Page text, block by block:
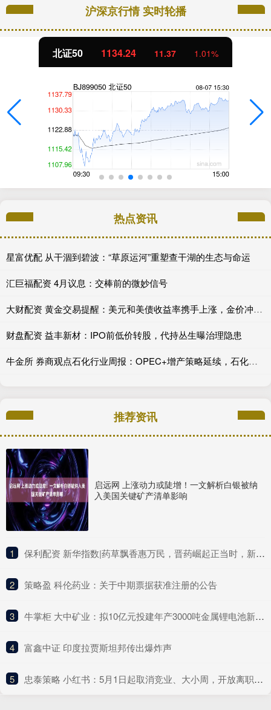
沪深京行情 实时轮播
北证50 1134.24 11.37 1.01%
热点资讯
星富优配 从干涸到碧波：“草原运河”重塑查干湖的生态与命运
汇巨福配资 4月议息：交棒前的微妙信号
大财配资 黄金交易提醒：美元和美债收益率携手上涨，金价冲高后回落30美元，美国CPI数据重磅来袭！
财盘配资 益丰新材：IPO前低价转股，代持丛生曝治理隐患
牛金所 券商观点石化行业周报：OPEC+增产策略延续，石化板块相对表现偏弱
推荐资讯
启远网 上涨动力或陡增！一文解析白银被纳
入美国关键矿产清单影响
1 ​保利配资 新华指数|药草飘香惠万民，晋药崛起正当时，新华（山西）“十大晋药”中药材价格指数亮相中国品牌日活动
2 ​策略盈 科伦药业：关于中期票据获准注册的公告
3 ​牛掌柜 大中矿业：拟10亿元投建年产3000吨金属锂电池新材料项目
4 ​富鑫中证 印度拉贾斯坦邦传出爆炸声
5 ​忠泰策略 小红书：5月1日起取消竞业、大小周，开放离职员工期权回购